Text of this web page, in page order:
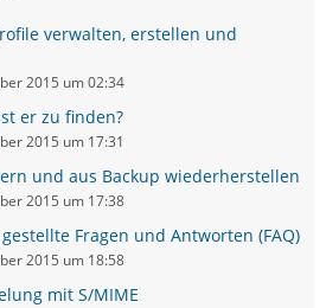
verwalten, erstellen und
2015 um 02:34
er zu finden?
2015 um 17:31
und aus Backup wiederherstellen
2015 um 17:38
Fragen und Antworten (FAQ)
2015 um 18:58
mit S/MIME